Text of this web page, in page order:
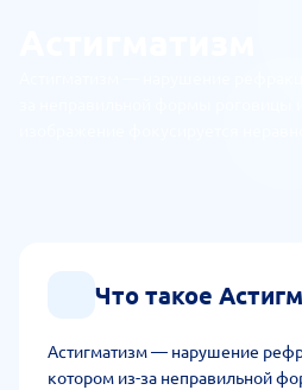
Что такое
Астигматизм — нарушение
котором из-за неправильной